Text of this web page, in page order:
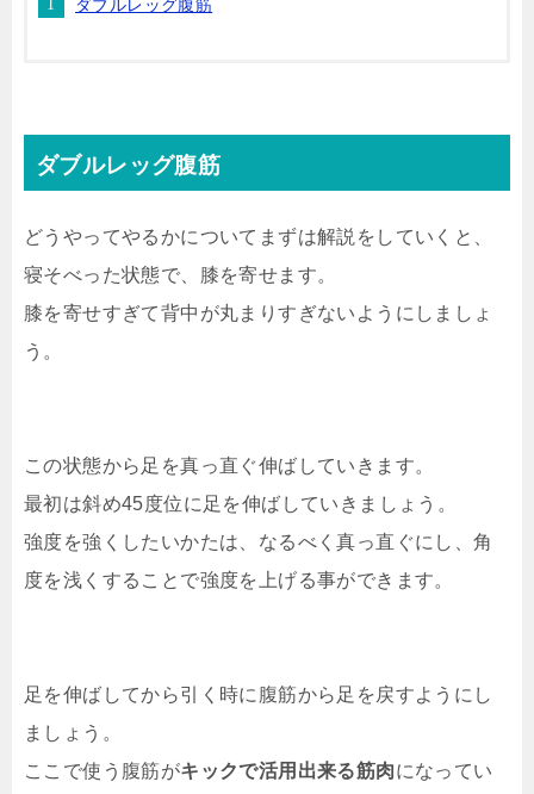
ダブルレッグ腹筋
ダブルレッグ腹筋
どうやってやるかについてまずは解説をしていくと、
寝そべった状態で、膝を寄せます。
膝を寄せすぎて背中が丸まりすぎないようにしましょ
う。
この状態から足を真っ直ぐ伸ばしていきます。
最初は斜め45度位に足を伸ばしていきましょう。
強度を強くしたいかたは、なるべく真っ直ぐにし、角
度を浅くすることで強度を上げる事ができます。
足を伸ばしてから引く時に腹筋から足を戻すようにし
ましょう。
ここで使う腹筋がキックで活用出来る筋肉になってい